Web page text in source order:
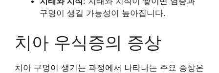
구멍이 생길 가능성이 높아집니다.
치아 우식증의 증상
치아 구멍이 생기는 과정에서 나타나는 주요 증상은